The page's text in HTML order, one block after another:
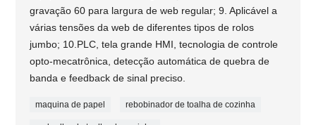
gravação 60 para largura de web regular; 9. Aplicável a
várias tensões da web de diferentes tipos de rolos
jumbo; 10.PLC, tela grande HMI, tecnologia de controle
opto-mecatrônica, detecção automática de quebra de
banda e feedback de sinal preciso.
maquina de papel rebobinador de toalha de cozinha